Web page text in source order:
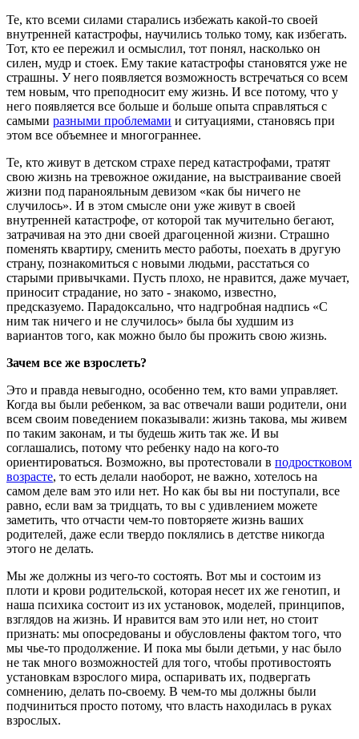
Те, кто всеми силами старались избежать какой-то своей
внутренней катастрофы, научились только тому, как избегать.
Тот, кто ее пережил и осмыслил, тот понял, насколько он
силен, мудр и стоек. Ему такие катастрофы становятся уже не
страшны. У него появляется возможность встречаться со всем
тем новым, что преподносит ему жизнь. И все потому, что у
него появляется все больше и больше опыта справляться с
самыми разными проблемами и ситуациями, становясь при
этом все объемнее и многограннее.
Те, кто живут в детском страхе перед катастрофами, тратят
свою жизнь на тревожное ожидание, на выстраивание своей
жизни под паранояльным девизом «как бы ничего не
случилось». И в этом смысле они уже живут в своей
внутренней катастрофе, от которой так мучительно бегают,
затрачивая на это дни своей драгоценной жизни. Страшно
поменять квартиру, сменить место работы, поехать в другую
страну, познакомиться с новыми людьми, расстаться со
старыми привычками. Пусть плохо, не нравится, даже мучает,
приносит страдание, но зато - знакомо, известно,
предсказуемо. Парадоксально, что надгробная надпись «С
ним так ничего и не случилось» была бы худшим из
вариантов того, как можно было бы прожить свою жизнь.
Зачем все же взрослеть?
Это и правда невыгодно, особенно тем, кто вами управляет.
Когда вы были ребенком, за вас отвечали ваши родители, они
всем своим поведением показывали: жизнь такова, мы живем
по таким законам, и ты будешь жить так же. И вы
соглашались, потому что ребенку надо на кого-то
ориентироваться. Возможно, вы протестовали в подростковом
возрасте, то есть делали наоборот, не важно, хотелось на
самом деле вам это или нет. Но как бы вы ни поступали, все
равно, если вам за тридцать, то вы с удивлением можете
заметить, что отчасти чем-то повторяете жизнь ваших
родителей, даже если твердо поклялись в детстве никогда
этого не делать.
Мы же должны из чего-то состоять. Вот мы и состоим из
плоти и крови родительской, которая несет их же генотип, и
наша психика состоит из их установок, моделей, принципов,
взглядов на жизнь. И нравится вам это или нет, но стоит
признать: мы опосредованы и обусловлены фактом того, что
мы чье-то продолжение. И пока мы были детьми, у нас было
не так много возможностей для того, чтобы противостоять
установкам взрослого мира, оспаривать их, подвергать
сомнению, делать по-своему. В чем-то мы должны были
подчиниться просто потому, что власть находилась в руках
взрослых.